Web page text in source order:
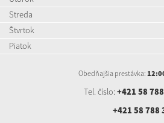
Streda
Štvrtok
Piatok
Obedňajšia prestávka:
Tel. číslo: +421 58
+421 58 788